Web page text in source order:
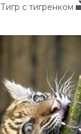
Тигр с тигренком